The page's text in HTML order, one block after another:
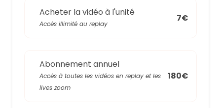
Acheter la vidéo à l'unité
Accès illimité au replay
7€
Abonnement annuel
Accès à toutes les vidéos en replay et les
lives zoom
180€